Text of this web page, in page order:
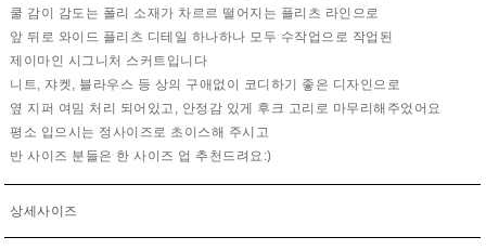
쿨 감이 감도는 폴리 소재가 차르르 떨어지는 플리츠 라인으로
앞 뒤로 와이드 플리츠 디테일 하나하나 모두 수작업으로 작업된
제이마인 시그니처 스커트입니다
니트, 쟈켓, 블라우스 등 상의 구애없이 코디하기 좋은 디자인으로
옆 지퍼 여밈 처리 되어있고, 안정감 있게 후크 고리로 마무리해주었어요
평소 입으시는 정사이즈로 초이스해 주시고
반 사이즈 분들은 한 사이즈 업 추천드려요:)
상세사이즈